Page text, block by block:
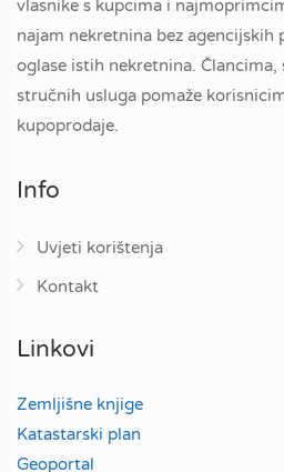
vlasnike s kupcima i
najam nekretnina bez agencijskih
oglase istih nekretnina.
stručnih usluga pomaže
kupoprodaje.
Info
Uvjeti korištenja
Kontakt
Linkovi
Zemljišne knjige
Katastarski plan
Geoportal